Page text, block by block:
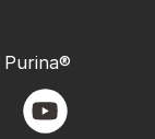
Purina®
youtube